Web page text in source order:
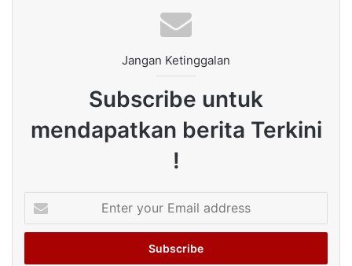
Jangan Ketinggalan
Subscribe untuk
mendapatkan berita Terkini
!
your
Email